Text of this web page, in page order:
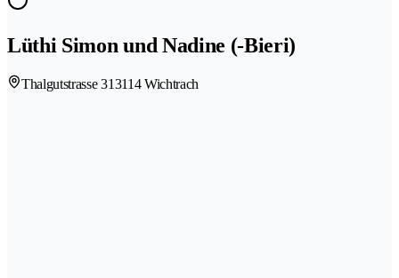
Lüthi Simon und Nadine (-Bieri)
Thalgutstrasse 313114 Wichtrach